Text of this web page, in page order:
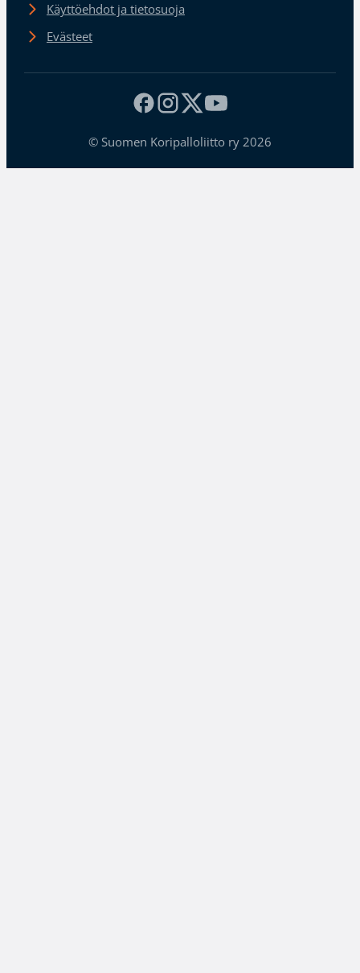
Käyttöehdot ja tietosuoja
Evästeet
© Suomen Koripalloliitto ry 2026